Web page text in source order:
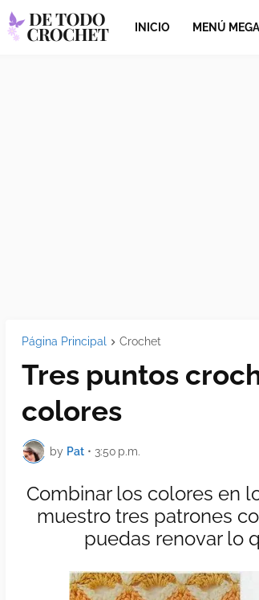
INICIO MENÚ MEGA
Página Principal Crochet
Tres puntos
colores
by Pat • 3:50 p.m.
Combinar los colores en
muestro tres patrones
puedas renovar lo